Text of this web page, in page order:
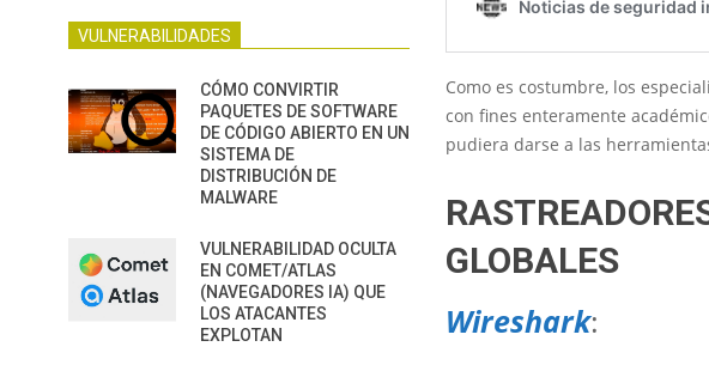
Como es costumbre, los
con fines enteramente
pudiera darse a las
GLOBALES
Wireshark:
VULNERABILIDADES
CÓMO CONVIRTIR
PAQUETES DE SOFTWARE
DE CÓDIGO ABIERTO EN UN
SISTEMA DE
DISTRIBUCIÓN DE
MALWARE
VULNERABILIDAD OCULTA
EN COMET/ATLAS
(NAVEGADORES IA) QUE
LOS ATACANTES
EXPLOTAN